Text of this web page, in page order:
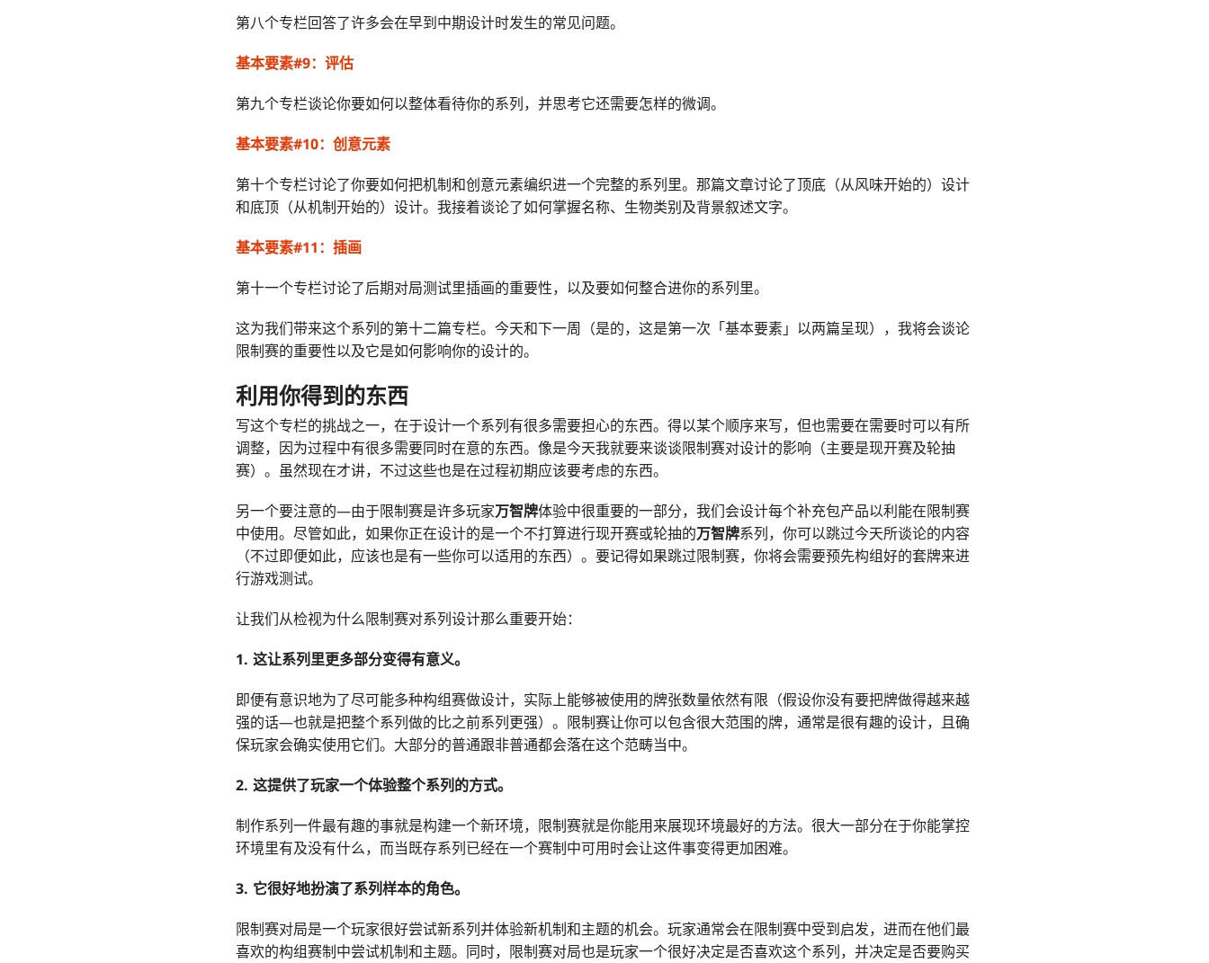
第八个专栏回答了许多会在早到中期设计时发生的常见问题。
基本要素#9：评估
第九个专栏谈论你要如何以整体看待你的系列，并思考它还需要怎样的微调。
基本要素#10：创意元素
第十个专栏讨论了你要如何把机制和创意元素编织进一个完整的系列里。那篇文章讨论了顶底（从风味开始的）设计
和底顶（从机制开始的）设计。我接着谈论了如何掌握名称、生物类别及背景叙述文字。
基本要素#11：插画
第十一个专栏讨论了后期对局测试里插画的重要性，以及要如何整合进你的系列里。
这为我们带来这个系列的第十二篇专栏。今天和下一周（是的，这是第一次「基本要素」以两篇呈现），我将会谈论
限制赛的重要性以及它是如何影响你的设计的。
利用你得到的东西
写这个专栏的挑战之一，在于设计一个系列有很多需要担心的东西。得以某个顺序来写，但也需要在需要时可以有所
调整，因为过程中有很多需要同时在意的东西。像是今天我就要来谈谈限制赛对设计的影响（主要是现开赛及轮抽
赛）。虽然现在才讲，不过这些也是在过程初期应该要考虑的东西。
另一个要注意的—由于限制赛是许多玩家万智牌体验中很重要的一部分，我们会设计每个补充包产品以利能在限制赛
中使用。尽管如此，如果你正在设计的是一个不打算进行现开赛或轮抽的万智牌系列，你可以跳过今天所谈论的内容
（不过即便如此，应该也是有一些你可以适用的东西）。要记得如果跳过限制赛，你将会需要预先构组好的套牌来进
行游戏测试。
让我们从检视为什么限制赛对系列设计那么重要开始：
1. 这让系列里更多部分变得有意义。
即便有意识地为了尽可能多种构组赛做设计，实际上能够被使用的牌张数量依然有限（假设你没有要把牌做得越来越
强的话—也就是把整个系列做的比之前系列更强）。限制赛让你可以包含很大范围的牌，通常是很有趣的设计，且确
保玩家会确实使用它们。大部分的普通跟非普通都会落在这个范畴当中。
2. 这提供了玩家一个体验整个系列的方式。
制作系列一件最有趣的事就是构建一个新环境，限制赛就是你能用来展现环境最好的方法。很大一部分在于你能掌控
环境里有及没有什么，而当既存系列已经在一个赛制中可用时会让这件事变得更加困难。
3. 它很好地扮演了系列样本的角色。
限制赛对局是一个玩家很好尝试新系列并体验新机制和主题的机会。玩家通常会在限制赛中受到启发，进而在他们最
喜欢的构组赛制中尝试机制和主题。同时，限制赛对局也是玩家一个很好决定是否喜欢这个系列，并决定是否要购买